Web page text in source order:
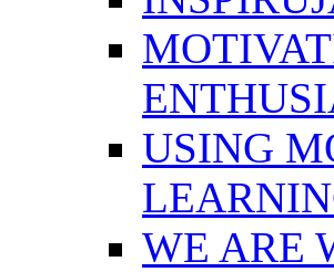
USING
WE ARE